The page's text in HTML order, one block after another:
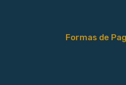
Formas de